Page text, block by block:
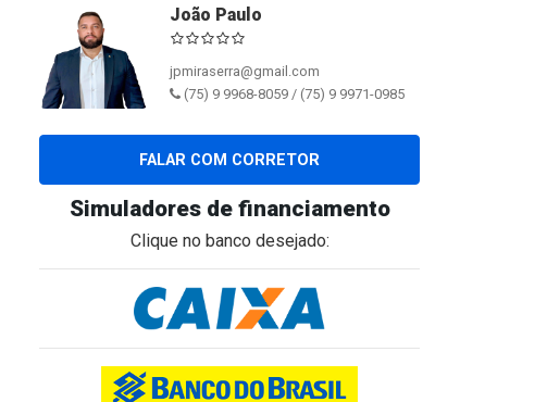
João Paulo
jpmiraserra@gmail.com
(75) 9 9968-8059 / (75) 9 9971-0985
FALAR COM CORRETOR
Simuladores de financiamento
Clique no banco desejado: